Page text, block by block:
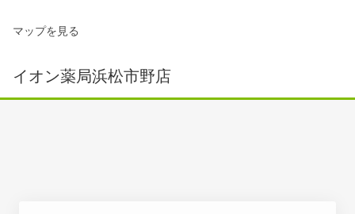
マップを見る
イオン薬局浜松市野店